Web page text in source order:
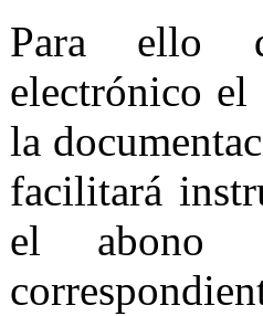
Para ello
electrónico
la
facilitará
el abono